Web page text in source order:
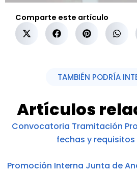
Comparte este artículo
TAMBIÉN PODRÍA
Artículos
Convocatoria Tramitación
fechas y
Promoción Interna Junta de